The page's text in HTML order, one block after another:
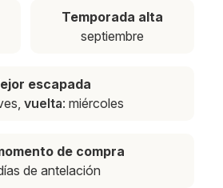
Temporada alta
septiembre
escapada
vuelta: miércoles
de compra
de antelación